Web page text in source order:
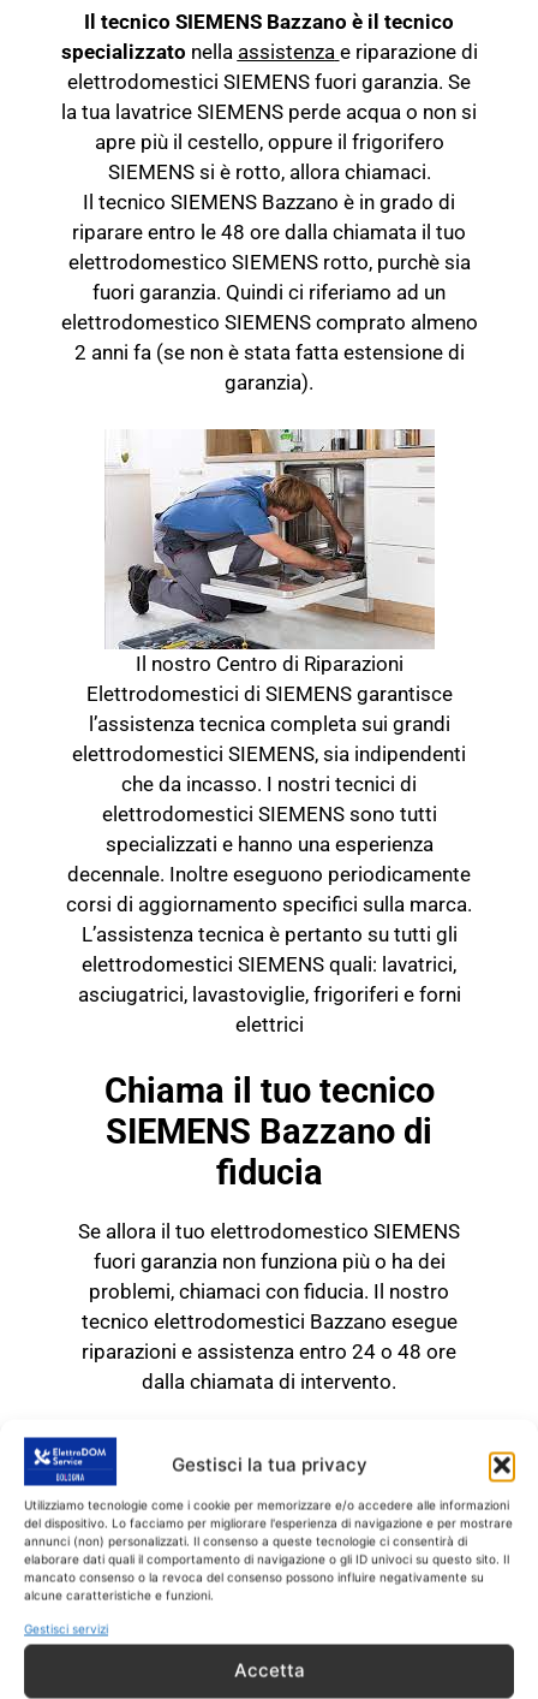
Gestisci la tua privacy
Utilizziamo tecnologie come i cookie per memorizzare e/o accedere alle informazioni
del dispositivo. Lo facciamo per migliorare l'esperienza di navigazione e per mostrare
annunci (non) personalizzati. Il consenso a queste tecnologie ci consentirà di
elaborare dati quali il comportamento di navigazione o gli ID univoci su questo sito. Il
mancato consenso o la revoca del consenso possono influire negativamente su
alcune caratteristiche e funzioni.
Gestisci servizi
Accetta
Il tecnico SIEMENS Bazzano è il tecnico
specializzato nella assistenza e riparazione di
elettrodomestici SIEMENS fuori garanzia. Se
la tua lavatrice SIEMENS perde acqua o non si
apre più il cestello, oppure il frigorifero
SIEMENS si è rotto, allora chiamaci.
Il tecnico SIEMENS Bazzano è in grado di
riparare entro le 48 ore dalla chiamata il tuo
elettrodomestico SIEMENS rotto, purchè sia
fuori garanzia. Quindi ci riferiamo ad un
elettrodomestico SIEMENS comprato almeno
2 anni fa (se non è stata fatta estensione di
garanzia).
Il nostro Centro di Riparazioni
Elettrodomestici di SIEMENS garantisce
l’assistenza tecnica completa sui grandi
elettrodomestici SIEMENS, sia indipendenti
che da incasso. I nostri tecnici di
elettrodomestici SIEMENS sono tutti
specializzati e hanno una esperienza
decennale. Inoltre eseguono periodicamente
corsi di aggiornamento specifici sulla marca.
L’assistenza tecnica è pertanto su tutti gli
elettrodomestici SIEMENS quali: lavatrici,
asciugatrici, lavastoviglie, frigoriferi e forni
elettrici
Chiama il tuo tecnico
SIEMENS Bazzano di
fiducia
Se allora il tuo elettrodomestico SIEMENS
fuori garanzia non funziona più o ha dei
problemi, chiamaci con fiducia. Il nostro
tecnico elettrodomestici Bazzano esegue
riparazioni e assistenza entro 24 o 48 ore
dalla chiamata di intervento.
TECNICO SIEMENS Bazzano
RICAMBI CON GARANZIA DI
1 ANNO
Il tecnico SIEMENS
BazzanointervieneSOLOsu prodotti
sono effettuati con ricambi coperti da
garanzia di 1 anno.